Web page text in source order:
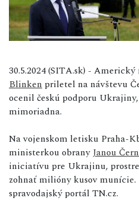
30.5.2024 (SITA.sk) -
Blinken priletel na návštevu
ocenil českú podporu
mimoriadna.
Na vojenskom letisku Praha-
ministerkou obrany Janou
iniciatívu pre Ukrajinu,
zohnať milióny kusov
spravodajský portál TN.cz.